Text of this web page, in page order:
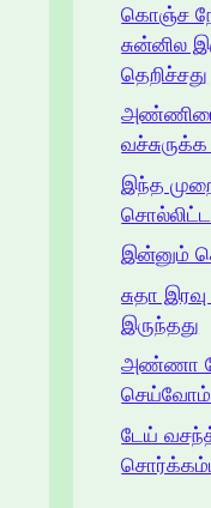
கொஞ்ச
சுன்னில
தெறிச்சது
அண்ணியை
வச்சுருக்க
இந்த
இன்னும்
சுதா
இருந்தது
அண்ணா
செய்வோம்
டேய்